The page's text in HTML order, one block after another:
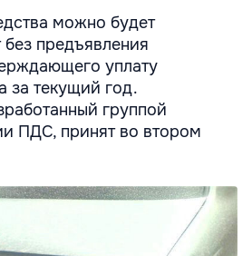
можно будет
без предъявления
уплату
за текущий год.
группой
ПДС, принят во втором